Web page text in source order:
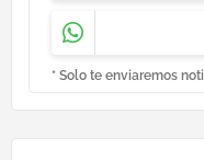
* Solo te enviaremos